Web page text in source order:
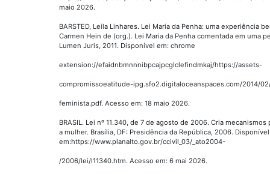
maio 2026.
BARSTED, Leila Linhares. Lei Maria da Penha: uma experiência
Carmen Hein de (org.). Lei Maria da Penha comentada em uma
Lumen Juris, 2011. Disponível em: chrome
extension://efaidnbmnnnibpcajpcglclefindmkaj/https://assets-
compromissoeatitude-ipg.sfo2.digitaloceanspaces.com/2014/
feminista.pdf. Acesso em: 18 maio 2026.
BRASIL. Lei nº 11.340, de 7 de agosto de 2006. Cria
a mulher. Brasília, DF: Presidência da República, 2006. Disponível
em:https://www.planalto.gov.br/ccivil_03/_ato2004-
/2006/lei/l11340.htm. Acesso em: 6 mai 2026.